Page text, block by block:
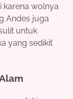
karena wolnya
Andes juga
untuk
yang sedikit